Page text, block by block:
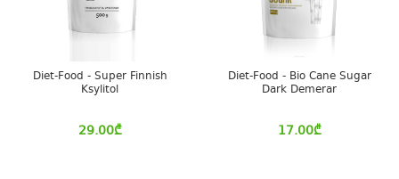
Diet-Food - Super Finnish
Ksylitol
29.00₾
Diet-Food - Bio Cane Sugar
Dark Demerar
17.00₾